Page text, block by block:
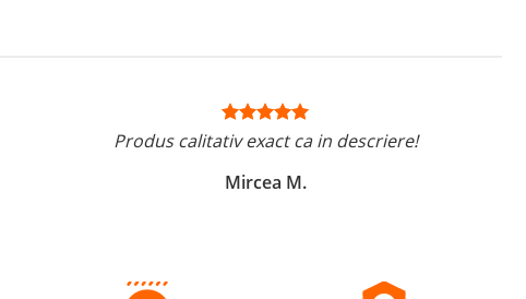
Produs calitativ exact ca in descriere!
Mircea M.